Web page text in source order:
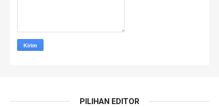
PILIHAN EDITOR